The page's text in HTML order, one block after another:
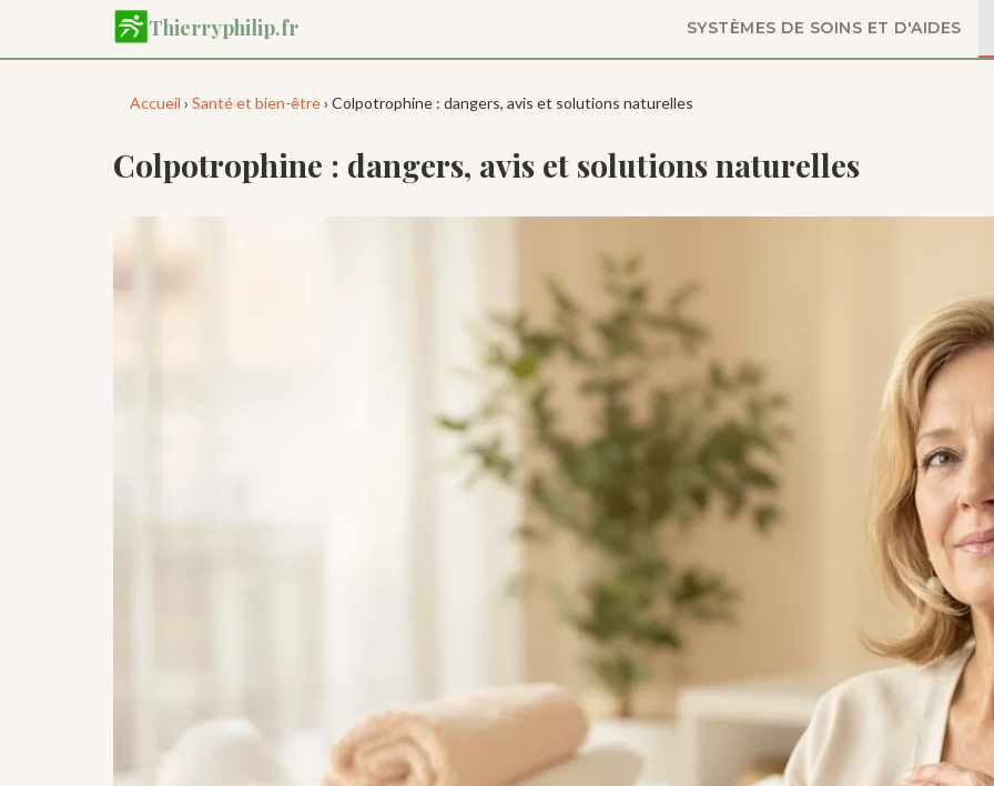
contenu
Thierryphilip.fr SYSTÈMES DE SOINS ET D'AIDES
Accueil › Santé et bien-être› Colpotrophine : dangers, avis et solutions naturelles
Colpotrophine : dangers, avis et solutions naturelles